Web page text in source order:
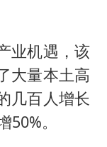
业机遇，该
大量本土高
几百人增长
。